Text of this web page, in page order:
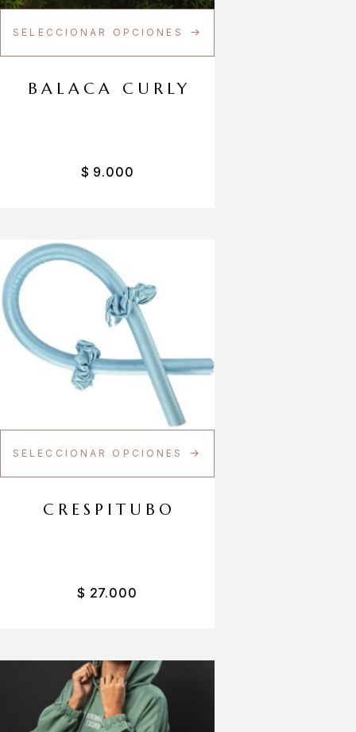
SELECCIONAR OPCIONES
BALACA CURLY
$ 9.000
SELECCIONAR OPCIONES
CRESPITUBO
$ 27.000